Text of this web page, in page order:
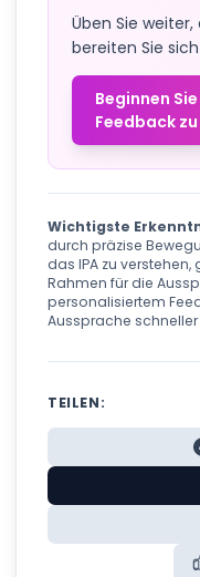
Üben Sie
bereiten Sie
Beginnen
Feedback
Wichtigste
durch präzise
das IPA zu
Rahmen für die
personalisiertem
Aussprache
TEILEN: